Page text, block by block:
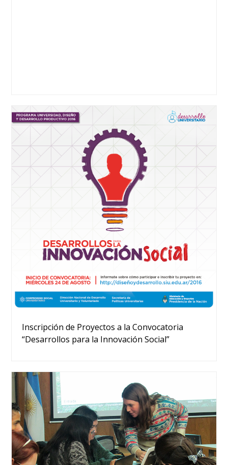
Inscripción de Proyectos a la Convocatoria
“Desarrollos para la Innovación Social”